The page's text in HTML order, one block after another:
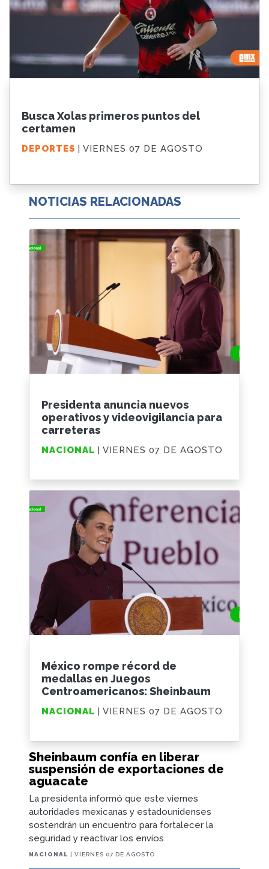
Busca Xolas primeros puntos del
certamen
DEPORTES | VIERNES 07 DE AGOSTO
NOTICIAS RELACIONADAS
Sheinbaum confía en liberar
suspensión de exportaciones de
aguacate
La presidenta informó que este viernes
autoridades mexicanas y estadounidenses
sostendrán un encuentro para fortalecer la
seguridad y reactivar los envíos
NACIONAL | VIERNES 07 DE AGOSTO
Presidenta anuncia nuevos
operativos y videovigilancia para
carreteras
NACIONAL | VIERNES 07 DE AGOSTO
México rompe récord de
medallas en Juegos
Centroamericanos: Sheinbaum
NACIONAL | VIERNES 07 DE AGOSTO